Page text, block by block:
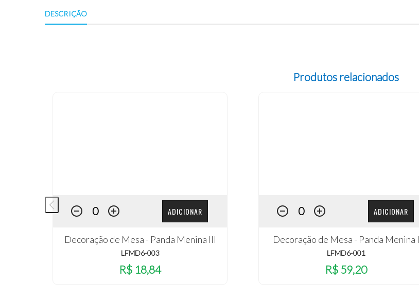
DESCRIÇÃO
Produtos relacionados
ADICIONAR
Decoração de Mesa - Panda Menina III
LFMD6-003
R$ 18,84
ADICIONAR
Decoração de Mesa - Panda Menina I
LFMD6-001
R$ 59,20